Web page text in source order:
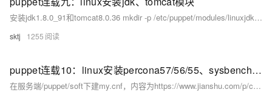
安装jdk1.8.0_91和tomcat8.0.36 mkdir -p /etc/puppet/modules/linuxjdktomcat/{manifests,templates,files} vi /etc/puppet/modules/linuxjdktomcat/manifests/init.
sktj 1255
puppet连载10：linux安装percona57/56/55、sysbench、tpcc模块
在服务端/puppet/soft下建my.cnf，内容为https://www.jianshu.com/p/c63fc6c71279 在服务端/puppet/soft下建changemysql57pass.